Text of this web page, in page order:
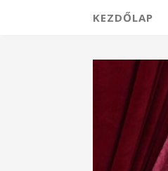
KEZDŐLAP